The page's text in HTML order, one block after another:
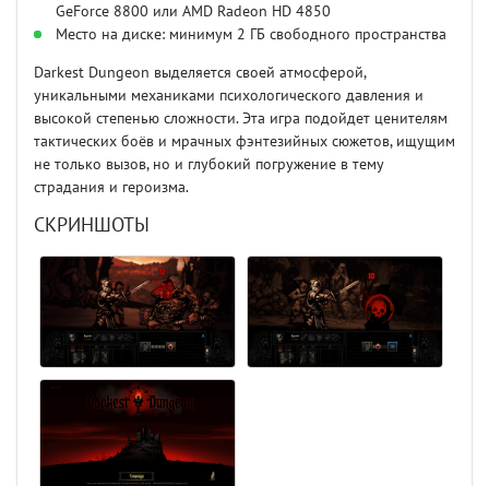
GeForce 8800 или AMD Radeon HD 4850
Место на диске: минимум 2 ГБ свободного пространства
Darkest Dungeon выделяется своей атмосферой,
уникальными механиками психологического давления и
высокой степенью сложности. Эта игра подойдет ценителям
тактических боёв и мрачных фэнтезийных сюжетов, ищущим
не только вызов, но и глубокий погружение в тему
страдания и героизма.
СКРИНШОТЫ